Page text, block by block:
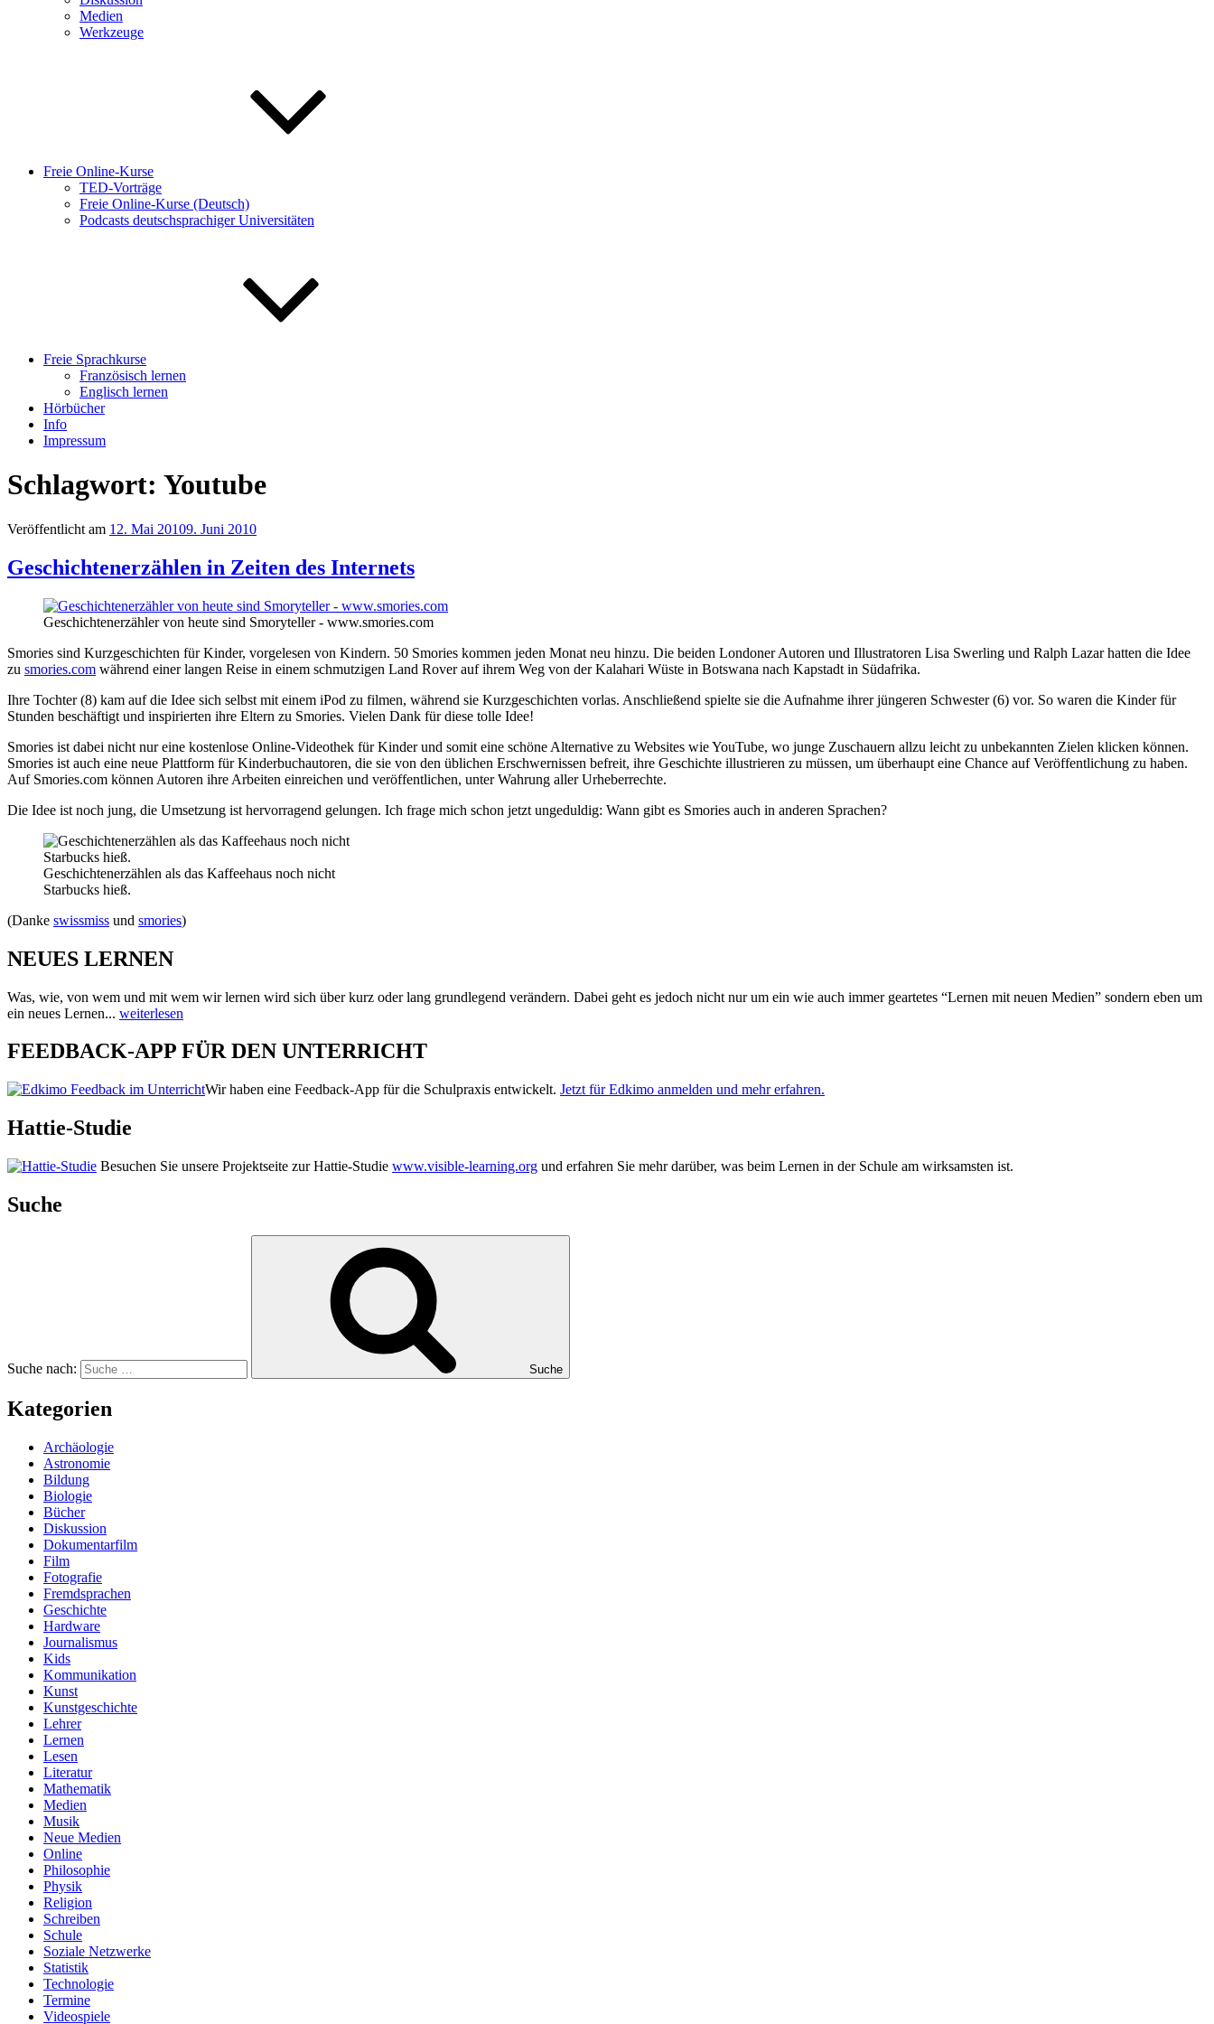
Medien
Werkzeuge
Freie Online-Kurse
TED-Vorträge
Freie Online-Kurse (Deutsch)
Podcasts deutschsprachiger Universitäten
Freie Sprachkurse
Französisch lernen
Englisch lernen
Hörbücher
Info
Impressum
Schlagwort: Youtube
Veröffentlicht am 12. Mai 20109. Juni 2010
Geschichtenerzählen in Zeiten des Internets
Geschichtenerzähler von heute sind Smoryteller - www.smories.com
Smories sind Kurzgeschichten für Kinder, vorgelesen von Kindern. 50 Smories kommen jeden Monat neu hinzu. Die beiden Londoner Autoren und Illustratoren Lisa Swerling und Ralph Lazar hatten die Idee
zu smories.com während einer langen Reise in einem schmutzigen Land Rover auf ihrem Weg von der Kalahari Wüste in Botswana nach Kapstadt in Südafrika.
Ihre Tochter (8) kam auf die Idee sich selbst mit einem iPod zu filmen, während sie Kurzgeschichten vorlas. Anschließend spielte sie die Aufnahme ihrer jüngeren Schwester (6) vor. So waren die Kinder für
Stunden beschäftigt und inspirierten ihre Eltern zu Smories. Vielen Dank für diese tolle Idee!
Smories ist dabei nicht nur eine kostenlose Online-Videothek für Kinder und somit eine schöne Alternative zu Websites wie YouTube, wo junge Zuschauern allzu leicht zu unbekannten Zielen klicken können.
Smories ist auch eine neue Plattform für Kinderbuchautoren, die sie von den üblichen Erschwernissen befreit, ihre Geschichte illustrieren zu müssen, um überhaupt eine Chance auf Veröffentlichung zu haben.
Auf Smories.com können Autoren ihre Arbeiten einreichen und veröffentlichen, unter Wahrung aller Urheberrechte.
Die Idee ist noch jung, die Umsetzung ist hervorragend gelungen. Ich frage mich schon jetzt ungeduldig: Wann gibt es Smories auch in anderen Sprachen?
Geschichtenerzählen als das Kaffeehaus noch nicht
Starbucks hieß.
(Danke swissmiss und smories)
NEUES LERNEN
Was, wie, von wem und mit wem wir lernen wird sich über kurz oder lang grundlegend verändern. Dabei geht es jedoch nicht nur um ein wie auch immer geartetes “Lernen mit neuen Medien” sondern eben um
ein neues Lernen... weiterlesen
FEEDBACK-APP FÜR DEN UNTERRICHT
Wir haben eine Feedback-App für die Schulpraxis entwickelt. Jetzt für Edkimo anmelden und mehr erfahren.
Hattie-Studie
Besuchen Sie unsere Projektseite zur Hattie-Studie www.visible-learning.org und erfahren Sie mehr darüber, was beim Lernen in der Schule am wirksamsten ist.
Suche
Suche nach: Suche
Kategorien
Archäologie
Astronomie
Bildung
Biologie
Bücher
Diskussion
Dokumentarfilm
Film
Fotografie
Fremdsprachen
Geschichte
Hardware
Journalismus
Kids
Kommunikation
Kunst
Kunstgeschichte
Lehrer
Lernen
Lesen
Literatur
Mathematik
Medien
Musik
Neue Medien
Online
Philosophie
Physik
Religion
Schreiben
Schule
Soziale Netzwerke
Statistik
Technologie
Termine
Videospiele